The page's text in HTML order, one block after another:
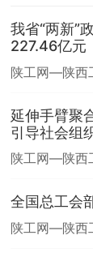
我省“两新”
227.46亿元
陕工网—陕西
延伸手臂聚
引导社会组
陕工网—陕西
全国总工会
陕工网—陕西